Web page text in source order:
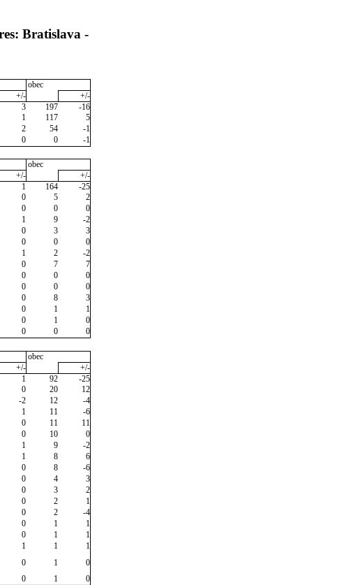
Bratislava -
obec
+/-
+/-
3 197
-16
1 117
5
2 54
-1
0 0
-1
obec
+/-
+/-
1 164
-25
0 5
2
0 0
0
1 9
-2
0 3
3
0 0
0
1 2
-2
0 7
7
0 0
0
0 0
0
0 8
3
0 1
1
0 1
0
0 0
0
obec
+/-
+/-
1 92
-25
0 20
12
-2 12
-4
1 11
-6
0 11
11
0 10
0
1 9
-2
1 8
6
0 8
-6
0 4
3
0 3
2
0 2
1
0 2
-4
0 1
1
0 1
1
1 1
1
0 1
0
0 1
0